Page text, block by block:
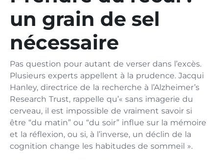
un grain de sel
nécessaire
Pas question pour autant de verser dans l’excès.
Plusieurs experts appellent à la prudence. Jacqui
Hanley, directrice de la recherche à l’Alzheimer’s
Research Trust, rappelle qu’« sans imagerie du
cerveau, il est impossible de vraiment savoir si
être “du matin” ou “du soir” influe sur la mémoire
et la réflexion, ou si, à l’inverse, un déclin de la
cognition change les habitudes de sommeil ».